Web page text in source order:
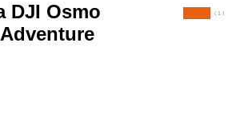
DJI Osmo
( 1 )